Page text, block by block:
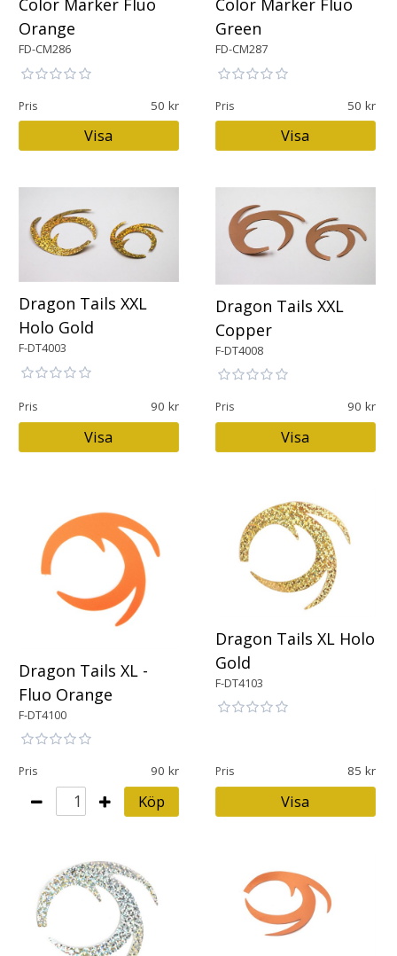
Color Marker Fluo
Orange
FD-CM286
Pris 50
Visa
Color Marker Fluo
Green
FD-CM287
Pris 50
Visa
Dragon Tails XXL
Holo Gold
F-DT4003
Pris 90
Visa
Dragon Tails XXL
Copper
F-DT4008
Pris 90
Visa
Dragon Tails XL -
Fluo Orange
F-DT4100
Pris 90
Köp
Dragon Tails XL Holo
Gold
F-DT4103
Pris 85
Visa